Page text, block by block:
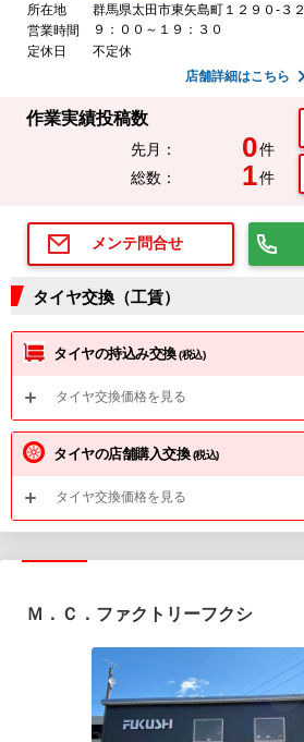
所在地
群馬県太田市東矢島町１２９０-３２
営業時間
９：００～１９：３０
定休日
不定休
店舗詳細はこちら
作業実績投稿数
先月： 0件
総数：
1件
メンテ問合せ
タイヤ交換（工賃）
タイヤの持込み交換(税込)
タイヤ交換価格を見る
タイヤの店舗購入交換(税込)
タイヤ交換価格を見る
Ｍ．Ｃ．ファクトリーフクシ